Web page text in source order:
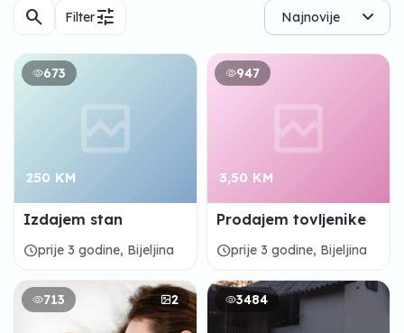
search Filtertune Najnovije
673
250 KM
Izdajem stan
scheduleprije 3 godine, Bijeljina
947
3,50 KM
Prodajem tovljenike
scheduleprije 3 godine, Bijeljina
713 2 3484